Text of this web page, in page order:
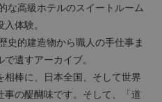
な高級ホテルのスイートルーム
体験。
史的建造物から職人の手仕事ま
遺すアーカイブ。
棒に、日本全国、そして世界
の醍醐味です。そして、「道